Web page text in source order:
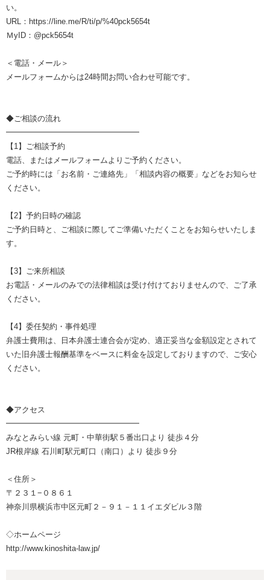
い。
URL：https://line.me/R/ti/p/%40pck5654t
ＭyID：@pck5654t
＜電話・メール＞
メールフォームからは24時間お問い合わせ可能です。
◆ご相談の流れ
━━━━━━━━━━━━━━━━━
【1】ご相談予約
電話、またはメールフォームよりご予約ください。
ご予約時には「お名前・ご連絡先」「相談内容の概要」などをお知らせ
ください。
【2】予約日時の確認
ご予約日時と、ご相談に際してご準備いただくことをお知らせいたしま
す。
【3】ご来所相談
お電話・メールのみでの法律相談は受け付けておりませんので、ご了承
ください。
【4】委任契約・事件処理
弁護士費用は、日本弁護士連合会が定め、適正妥当な金額設定とされて
いた旧弁護士報酬基準をベースに料金を設定しておりますので、ご安心
ください。
◆アクセス
━━━━━━━━━━━━━━━━━
みなとみらい線 元町・中華街駅５番出口より 徒歩４分
JR根岸線 石川町駅元町口（南口）より 徒歩９分
＜住所＞
〒２３１−０８６１
神奈川県横浜市中区元町２－９１－１１イエダビル３階
◇ホームページ
http://www.kinoshita-law.jp/